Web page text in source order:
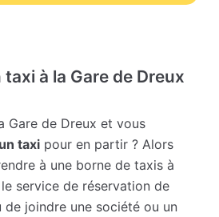
à la Gare de Dreux
Gare de Dreux et vous
taxi pour en partir ? Alors
à une borne de taxis à
service de réservation de
de joindre une société ou un